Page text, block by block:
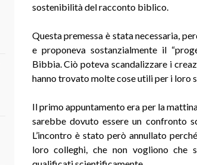
sostenibilità del racconto biblico.
Questa premessa è stata necessaria,
e proponeva sostanzialmente il
Bibbia. Ciò poteva scandalizzare i
hanno trovato molte cose utili per i loro
Il primo appuntamento era per la
sarebbe dovuto essere un confronto
L’incontro è stato però annullato
loro colleghi, che non vogliono che